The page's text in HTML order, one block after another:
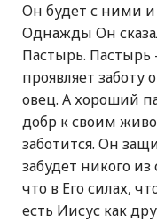
Он будет с ними и
Однажды Он
Пастырь. Пастырь
проявляет заботу
овец. А хороший
добр к своим
заботится. Он
забудет никого
что в Его силах,
есть Иисус как